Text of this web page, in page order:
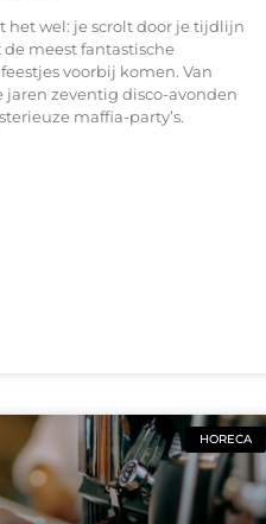
het wel: je scrolt door je tijdlijn
de meest fantastische
voorbij komen. Van
jaren zeventig disco-avonden
maffia-party’s.
HORECA